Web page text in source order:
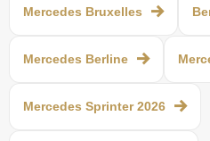
Mercedes Bruxelles
Mercedes Berline
Mercedes Sprinter 2026